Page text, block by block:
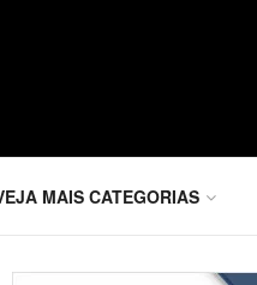
MAIS CATEGORIAS